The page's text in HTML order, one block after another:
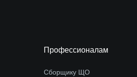
Профессионалам
Сборщику ЩО